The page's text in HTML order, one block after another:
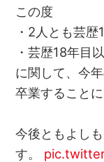
この度
・2人とも芸
・芸歴18年目
に関して、今
卒業することに
今後ともよし
す。